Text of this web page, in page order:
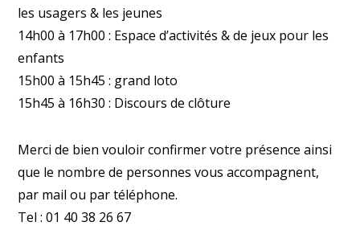
les usagers & les jeunes
14h00 à 17h00 : Espace d’activités & de jeux pour les
enfants
15h00 à 15h45 : grand loto
15h45 à 16h30 : Discours de clôture
Mercide bien vouloir confirmer votre présence ainsi
que le nombre de personnes vous accompagnent,
par mail ou par téléphone.
Tel : 01 40 38 26 67